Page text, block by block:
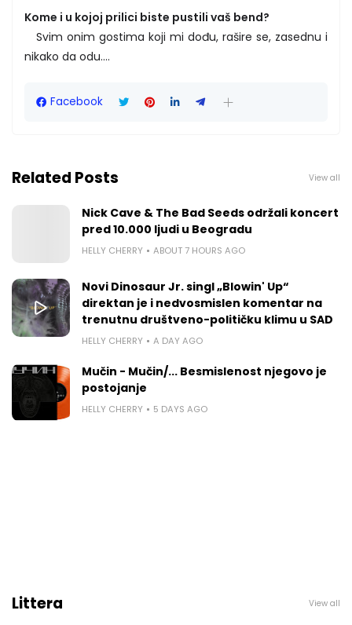
Kome i u kojoj prilici biste pustili vaš bend?
Svim onim gostima koji mi dođu, rašire se, zasednu i
nikako da odu....
Facebook
Related Posts View all
Nick Cave & The Bad Seeds održali koncert
pred 10.000 ljudi u Beogradu
HELLY CHERRY ABOUT 7 HOURS AGO
Novi Dinosaur Jr. singl „Blowin' Up“
direktan je i nedvosmislen komentar na
trenutnu društveno-političku klimu u SAD
HELLY CHERRY A DAY AGO
Mučin - Mučin/... Besmislenost njegovo je
postojanje
HELLY CHERRY 5 DAYS AGO
Littera View all